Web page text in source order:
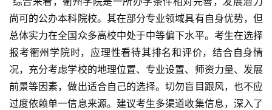
尚可的公办本科院校。其在部分专业领域具有自身优势，但
总体实力在全国众多高校中处于中等偏下水平。考生在选择
报考衢州学院时，应理性看待其排名和评价，结合自身情
况，充分考虑学校的地理位置、专业设置、师资力量、发展
前景等因素，做出适合自己的选择。切勿盲目跟风，也不应
过度依赖单一信息来源。建议考生多渠道收集信息，深入了